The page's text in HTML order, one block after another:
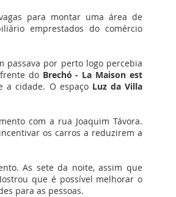
para montar uma área de
emprestados do comércio
passava por perto logo percebia
do Brechó - La Maison est
cidade. O espaço Luz da Villa
com a rua Joaquim Távora.
os carros a reduzirem a
As sete da noite, assim que
que é possível melhorar o
para as pessoas.